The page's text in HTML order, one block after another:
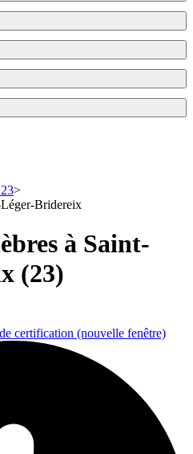
Léger-Bridereix
à Saint-
(23)
certification (nouvelle fenêtre)